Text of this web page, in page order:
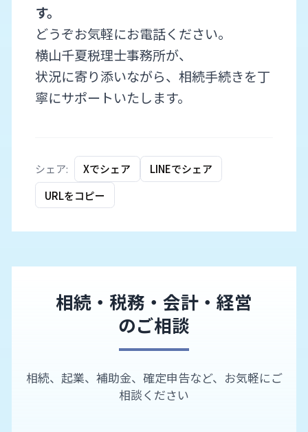
す。
どうぞお気軽にお電話ください。
横山千夏税理士事務所が、
状況に寄り添いながら、相続手続きを丁
寧にサポートいたします。
シェア: Xでシェア
LINEでシェア
URLをコピー
相続・税務・会計・経営
のご相談
相続、起業、補助金、確定申告など、お気軽にご
相談ください